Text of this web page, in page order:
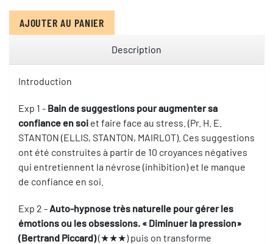
AJOUTER AU PANIER
Description
Introduction
Exp 1 - Bain de suggestions pour augmenter sa
confiance en soi et faire face au stress. (Pr. H. E.
STANTON (ELLIS, STANTON, MAIRLOT). Ces suggestions
ont été construites à partir de 10 croyances négatives
qui entretiennent la névrose (inhibition) et le manque
de confiance en soi.
Exp 2 -Auto-hypnose très naturelle pour gérer les
émotions ou les obsessions. « Diminuer la pression»
(Bertrand Piccard)(★★★) puis on transforme